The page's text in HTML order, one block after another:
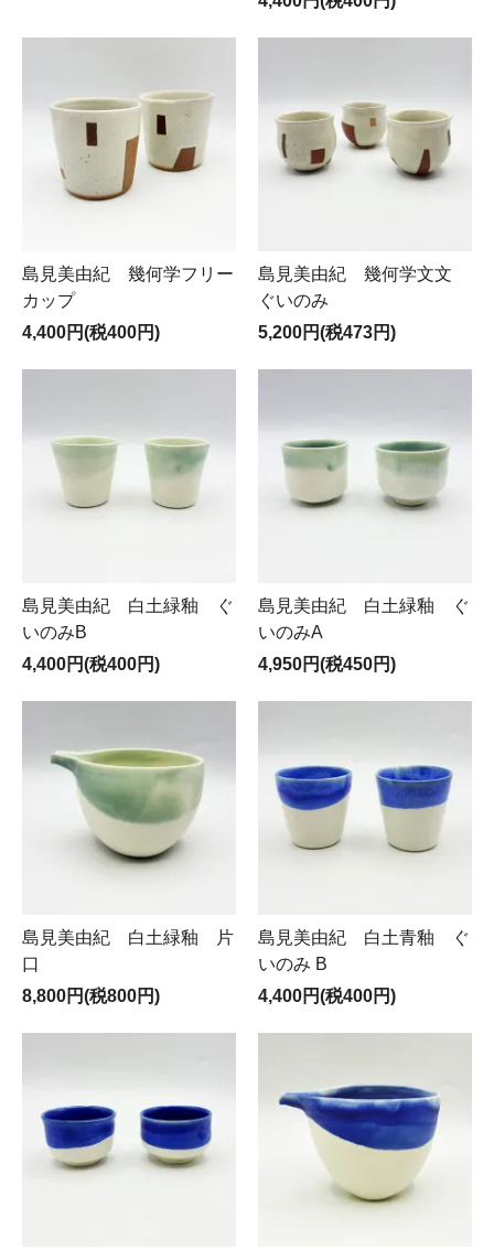
島見美由紀 幾何学フリー
カップ
4,400円(税400円)
島見美由紀 幾何学文文
ぐいのみ
5,200円(税473円)
島見美由紀 白土緑釉 ぐ
いのみB
4,400円(税400円)
島見美由紀 白土緑釉 ぐ
いのみA
4,950円(税450円)
島見美由紀 白土緑釉 片
口
8,800円(税800円)
島見美由紀 白土青釉 ぐ
いのみ B
4,400円(税400円)